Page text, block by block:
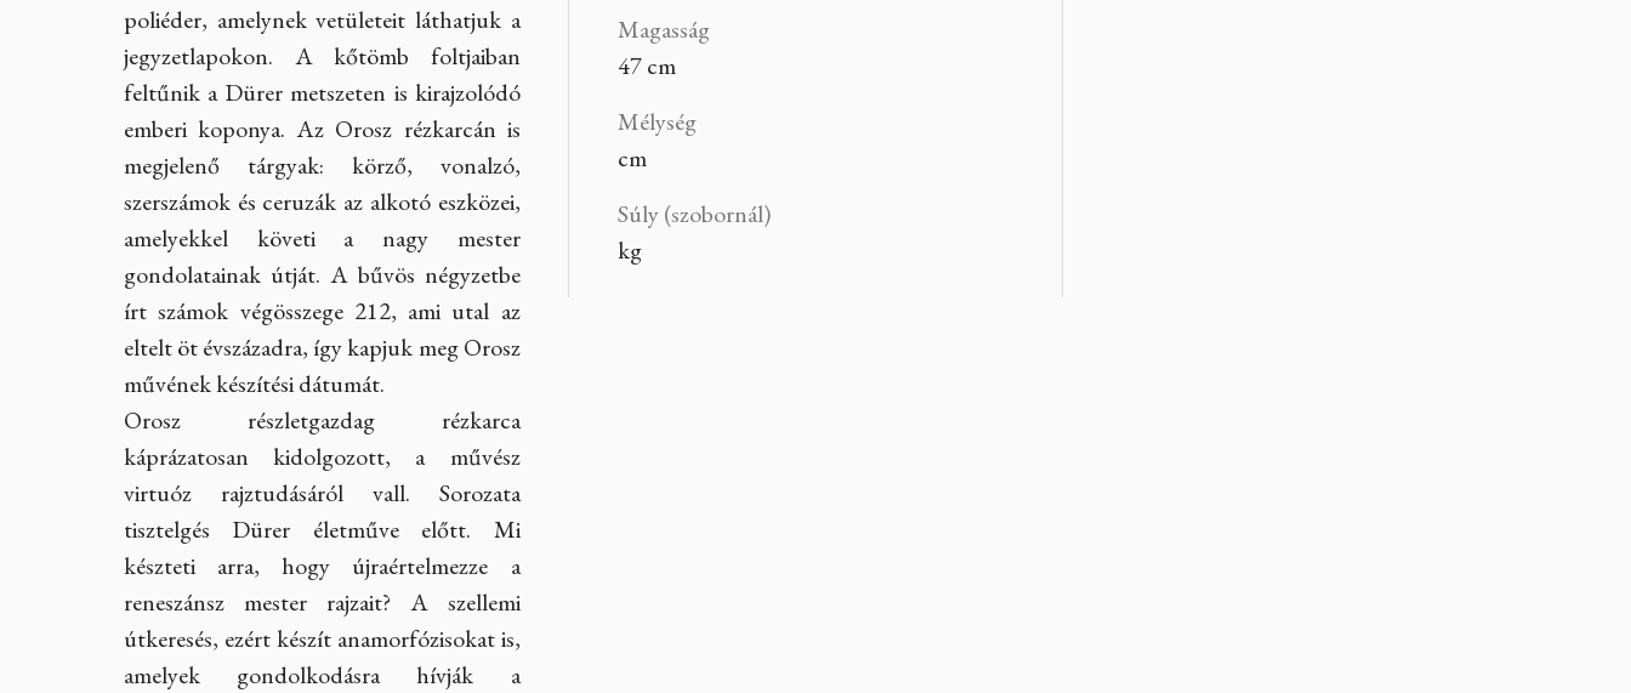
poliéder, amelynek vetületeit láthatjuk a
jegyzetlapokon. A kőtömb foltjaiban
feltűnik a Dürer metszeten is kirajzolódó
emberi koponya. Az Orosz rézkarcán is
megjelenő tárgyak: körző, vonalzó,
szerszámok és ceruzák az alkotó eszközei,
amelyekkel követi a nagy mester
gondolatainak útját. A bűvös négyzetbe
írt számok végösszege 212, ami utal az
eltelt öt évszázadra, így kapjuk meg Orosz
művének készítési dátumát.
Orosz részletgazdag rézkarca
káprázatosan kidolgozott, a művész
virtuóz rajztudásáról vall. Sorozata
tisztelgés Dürer életműve előtt. Mi
készteti arra, hogy újraértelmezze a
reneszánsz mester rajzait? A szellemi
útkeresés, ezért készít anamorfózisokat is,
amelyek gondolkodásra hívják a
Magasság
47 cm
Mélység
cm
Súly (szobornál)
kg